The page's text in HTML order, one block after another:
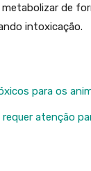
de
intoxicação.
para os
atenção